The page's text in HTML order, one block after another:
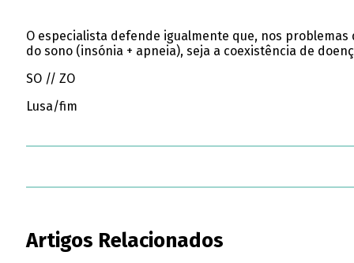
O especialista defende igualmente que, nos
do sono (insónia + apneia), seja a coexistência de
SO // ZO
Lusa/fim
Artigos Relacionados